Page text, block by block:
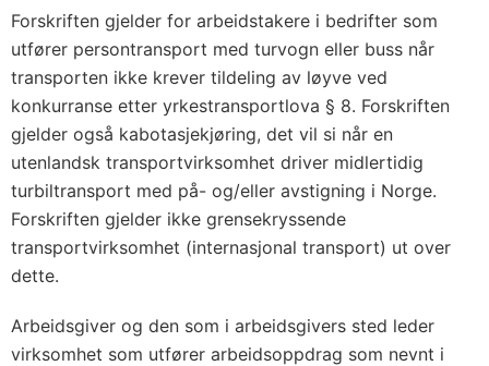
Forskriften gjelder for arbeidstakere i bedrifter som
utfører persontransport med turvogn eller buss når
transporten ikke krever tildeling av løyve ved
konkurranse etter yrkestransportlova § 8. Forskriften
gjelder også kabotasjekjøring, det vil si når en
utenlandsk transportvirksomhet driver midlertidig
turbiltransport med på- og/eller avstigning i Norge.
Forskriften gjelder ikke grensekryssende
transportvirksomhet (internasjonal transport) ut over
dette.
Arbeidsgiver og den som i arbeidsgivers sted leder
virksomhet som utfører arbeidsoppdrag som nevnt i